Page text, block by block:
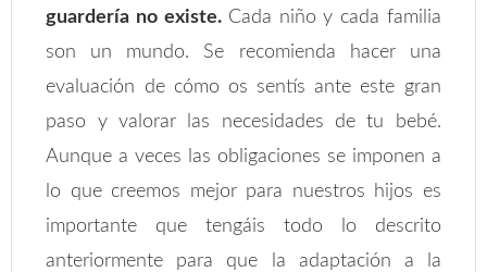
guardería no existe.Cada niño y cada familia
son un mundo. Se recomienda hacer una
evaluación de cómo os sentís ante este gran
paso y valorar las necesidades de tu bebé.
Aunque a veces las obligaciones se imponen a
lo que creemos mejor para nuestros hijos es
importante que tengáis todo lo descrito
anteriormente para que la adaptación a la